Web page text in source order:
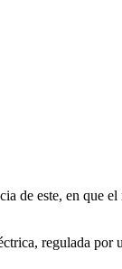
de este, en que
regulada por